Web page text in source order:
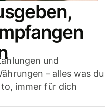
und
– alles was du
immer für dich